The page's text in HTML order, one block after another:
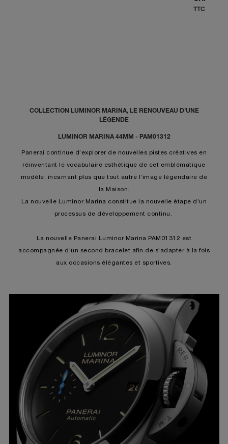
TTC
COLLECTION LUMINOR MARINA, LE RENOUVEAU D’UNE
LÉGENDE
LUMINOR MARINA 44MM - PAM01312
Panerai continue d’explorer de nouvelles pistes créatives en
réinventant le vocabulaire esthétique de cet emblématique
modèle, incarnant plus que tout autre l’image légendaire de
la Maison.
La nouvelle Luminor Marina constitue la nouvelle étape d’un
processus de développement continu.
La nouvelle Panerai Luminor Marina PAM01312 est
accompagnée d’un second bracelet afin de s’adapter à la fois
aux occasions élégantes et sportives.